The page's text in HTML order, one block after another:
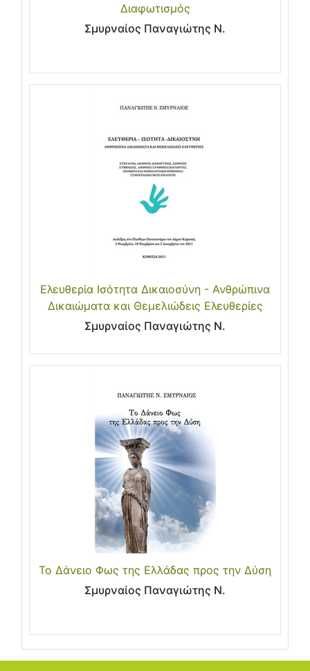
Διαφωτισμός
Σμυρναίος Παναγιώτης Ν.
Ελευθερία Ισότητα Δικαιοσύνη - Ανθρώπινα
Δικαιώματα και Θεμελιώδεις Ελευθερίες
Σμυρναίος Παναγιώτης Ν.
Το Δάνειο Φως της Ελλάδας προς την Δύση
Σμυρναίος Παναγιώτης Ν.